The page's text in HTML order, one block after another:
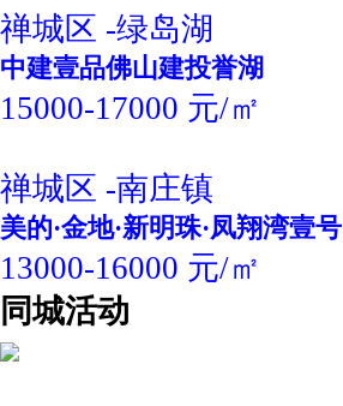
禅城区 -绿岛湖
中建壹品佛山建投誉湖
15000-17000 元/㎡
禅城区 -南庄镇
美的·金地·新明珠·凤翔湾壹号
13000-16000 元/㎡
同城活动